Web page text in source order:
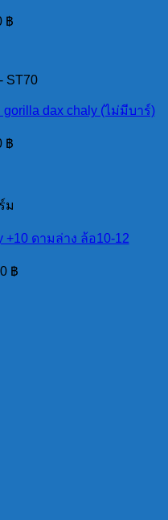
฿
ST70
dax chaly (ไม่มีบาร์)
฿
ม
+10 ดามล่าง ล้อ10-12
฿